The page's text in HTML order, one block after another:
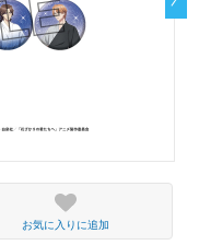
お気に入りに追加